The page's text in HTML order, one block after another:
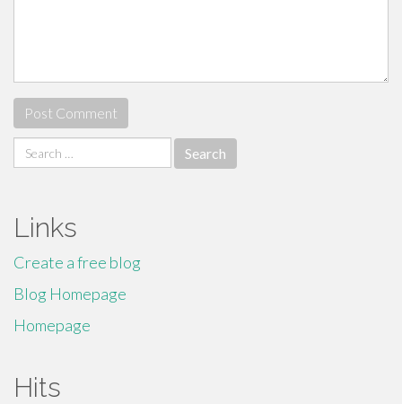
Search
for:
Links
Create a free blog
Blog Homepage
Homepage
Hits